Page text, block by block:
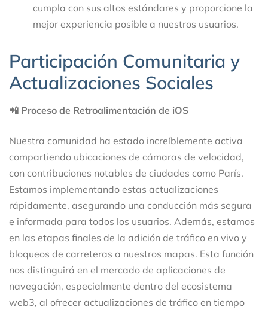
cumpla con sus altos estándares y proporcione la
mejor experiencia posible a nuestros usuarios.
Participación Comunitaria y
Actualizaciones Sociales
📲 Proceso de Retroalimentación de iOS
Nuestra comunidad ha estado increíblemente activa
compartiendo ubicaciones de cámaras de velocidad,
con contribuciones notables de ciudades como París.
Estamos implementando estas actualizaciones
rápidamente, asegurando una conducción más segura
e informada para todos los usuarios. Además, estamos
en las etapas finales de la adición de tráfico en vivo y
bloqueos de carreteras a nuestros mapas. Esta función
nos distinguirá en el mercado de aplicaciones de
navegación, especialmente dentro del ecosistema
web3, al ofrecer actualizaciones de tráfico en tiempo